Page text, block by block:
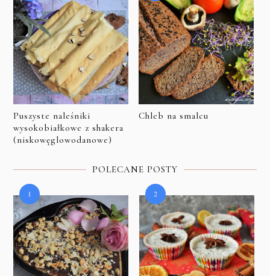
Puszyste naleśniki
wysokobiałkowe z shakera
(niskowęglowodanowe)
Chleb na smalcu
POLECANE POSTY